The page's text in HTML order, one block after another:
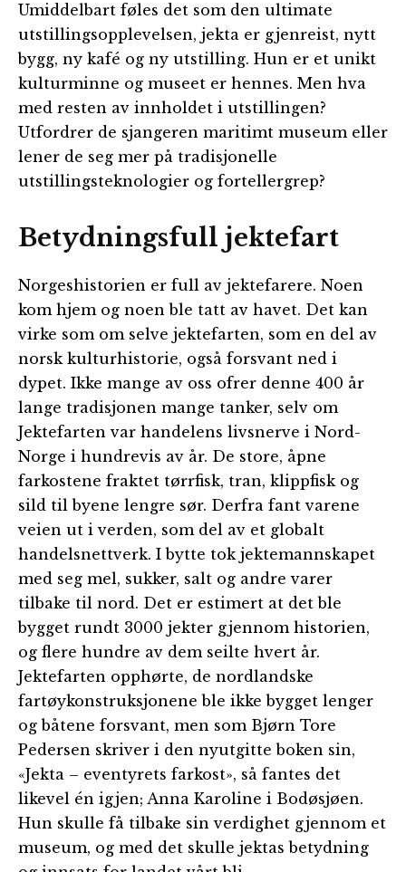
Umiddelbart føles det som den ultimate
utstillingsopplevelsen, jekta er gjenreist, nytt
bygg, ny kafé og ny utstilling. Hun er et unikt
kulturminne og museet er hennes. Men hva
med resten av innholdet i utstillingen?
Utfordrer de sjangeren maritimt museum eller
lener de seg mer på tradisjonelle
utstillingsteknologier og fortellergrep?
Betydningsfull jektefart
Norgeshistorien er full av jektefarere. Noen
kom hjem og noen ble tatt av havet. Det kan
virke som om selve jektefarten, som en del av
norsk kulturhistorie, også forsvant ned i
dypet. Ikke mange av oss ofrer denne 400 år
lange tradisjonen mange tanker, selv om
Jektefarten var handelens livsnerve i Nord-
Norge i hundrevis av år. De store, åpne
farkostene fraktet tørrfisk, tran, klippfisk og
sild til byene lengre sør. Derfra fant varene
veien ut i verden, som del av et globalt
handelsnettverk. I bytte tok jektemannskapet
med seg mel, sukker, salt og andre varer
tilbake til nord. Det er estimert at det ble
bygget rundt 3000 jekter gjennom historien,
og flere hundre av dem seilte hvert år.
Jektefarten opphørte, de nordlandske
fartøykonstruksjonene ble ikke bygget lenger
og båtene forsvant, men som Bjørn Tore
Pedersen skriver i den nyutgitte boken sin,
«Jekta – eventyrets farkost», så fantes det
likevel én igjen; Anna Karoline i Bodøsjøen.
Hun skulle få tilbake sin verdighet gjennom et
museum, og med det skulle jektas betydning